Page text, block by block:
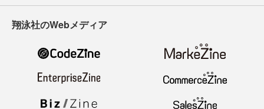
翔泳社のWebメディア